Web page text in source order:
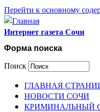
Перейти к основному
Интернет газета Сочи
Форма поиска
Поиск
ГЛАВНАЯ
НОВОСТИ СОЧИ
КРИМИНАЛЬНЫЙ